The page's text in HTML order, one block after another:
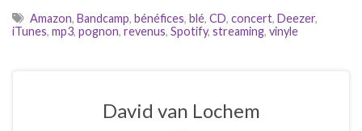
Amazon, Bandcamp, bénéfices, blé, CD, concert, Deezer,
iTunes, mp3, pognon, revenus, Spotify, streaming, vinyle
David van Lochem